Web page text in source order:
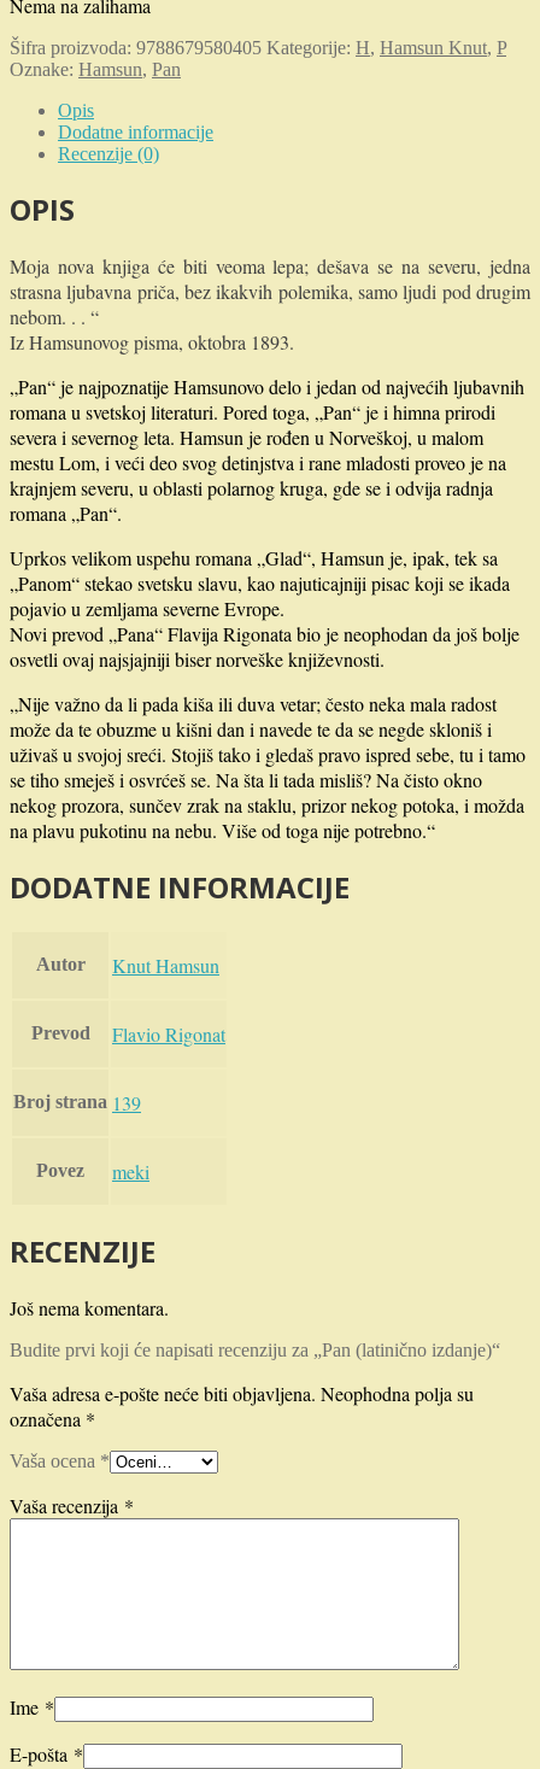
je
bila:
891.00 RSD.
792.00 RSD.
Nema na zalihama
Šifra proizvoda: 9788679580405 Kategorije: H, Hamsun Knut, P
Oznake: Hamsun, Pan
Opis
Dodatne informacije
Recenzije (0)
OPIS
Moja nova knjiga će biti veoma lepa; dešava se na severu, jedna
strasna ljubavna priča, bez ikakvih polemika, samo ljudi pod drugim
nebom. . . “
Iz Hamsunovog pisma, oktobra 1893.
„Pan“ je najpoznatije Hamsunovo delo i jedan od najvećih ljubavnih
romana u svetskoj literaturi. Pored toga, „Pan“ je i himna prirodi
severa i severnog leta. Hamsun je rođen u Norveškoj, u malom
mestu Lom, i veći deo svog detinjstva i rane mladosti proveo je na
krajnjem severu, u oblasti polarnog kruga, gde se i odvija radnja
romana „Pan“.
Uprkos velikom uspehu romana „Glad“, Hamsun je, ipak, tek sa
„Panom“ stekao svetsku slavu, kao najuticajniji pisac koji se ikada
pojavio u zemljama severne Evrope.
Novi prevod „Pana“ Flavija Rigonata bio je neophodan da još bolje
osvetli ovaj najsjajniji biser norveške književnosti.
„Nije važno da li pada kiša ili duva vetar; često neka mala radost
može da te obuzme u kišni dan i navede te da se negde skloniš i
uživaš u svojoj sreći. Stojiš tako i gledaš pravo ispred sebe, tu i tamo
se tiho smeješ i osvrćeš se. Na šta li tada misliš? Na čisto okno
nekog prozora, sunčev zrak na staklu, prizor nekog potoka, i možda
na plavu pukotinu na nebu. Više od toga nije potrebno.“
DODATNE INFORMACIJE
Autor Knut Hamsun
Prevod Flavio Rigonat
Broj strana 139
Povez meki
RECENZIJE
Još nema komentara.
Budite prvi koji će napisati recenziju za „Pan (latinično izdanje)“
Vaša adresa e-pošte neće biti objavljena. Neophodna polja su
označena *
Vaša ocena *
Vaša recenzija *
Ime *
E-pošta *